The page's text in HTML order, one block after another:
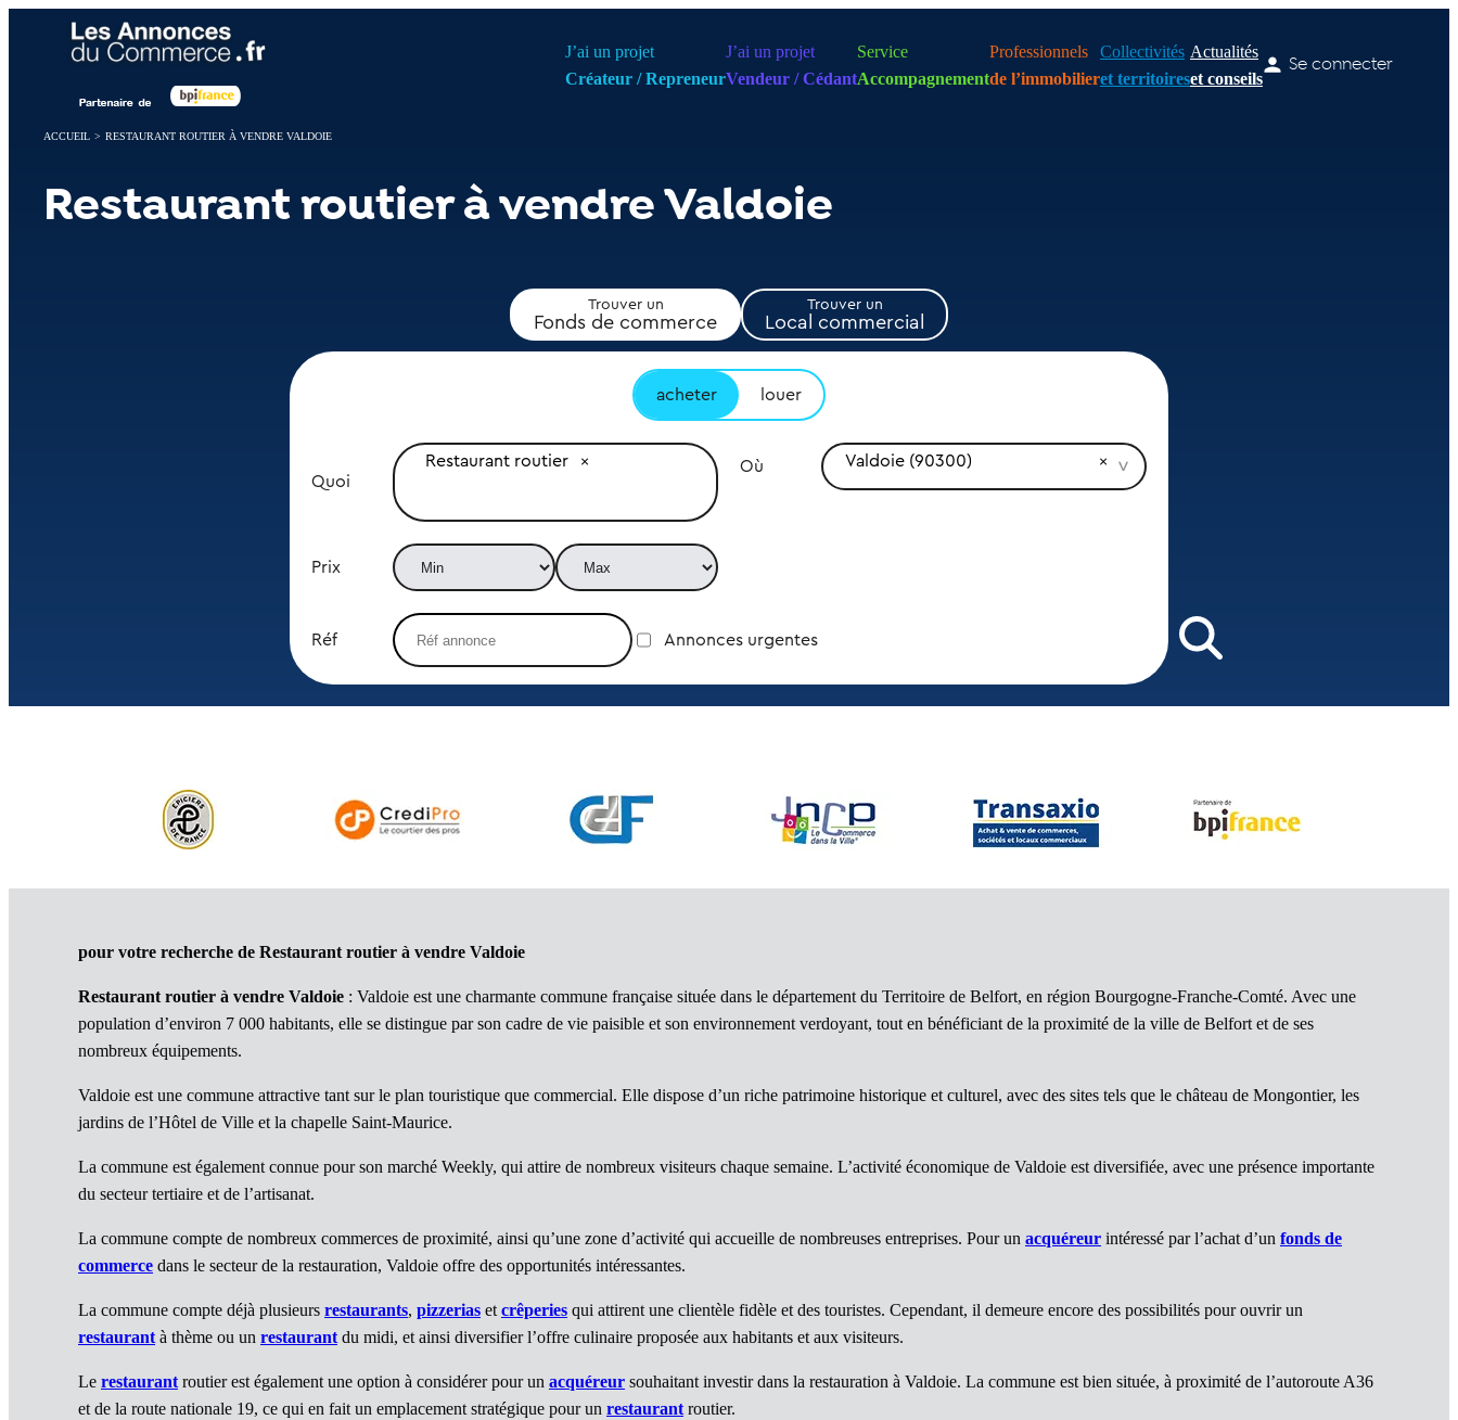
J’ai un projet
Créateur / Repreneur
J’ai un projet
Vendeur / Cédant
Service
Accompagnement
Professionnels
de l’immobilier
Collectivités
et territoires
Actualités
et conseils
Se connecter
ACCUEIL > RESTAURANT ROUTIER À VENDRE VALDOIE
Restaurant routier à vendre Valdoie
Trouver un
Fonds de commerce
Trouver un
Local commercial
acheter louer
Quoi
Restaurant routier Où Valdoie (90300)
Prix
Réf Annonces urgentes
pour votre recherche de Restaurant routier à vendre Valdoie
Restaurant routier à vendre Valdoie : Valdoie est une charmante commune française située dans le département du Territoire de Belfort, en région Bourgogne-Franche-Comté. Avec une
population d’environ 7 000 habitants, elle se distingue par son cadre de vie paisible et son environnement verdoyant, tout en bénéficiant de la proximité de la ville de Belfort et de ses
nombreux équipements.
Valdoie est une commune attractive tant sur le plan touristique que commercial. Elle dispose d’un riche patrimoine historique et culturel, avec des sites tels que le château de Mongontier, les
jardins de l’Hôtel de Ville et la chapelle Saint-Maurice.
La commune est également connue pour son marché Weekly, qui attire de nombreux visiteurs chaque semaine. L’activité économique de Valdoie est diversifiée, avec une présence importante
du secteur tertiaire et de l’artisanat.
La commune compte de nombreux commerces de proximité, ainsi qu’une zone d’activité qui accueille de nombreuses entreprises. Pour un acquéreur intéressé par l’achat d’un fonds de
commerce dans le secteur de la restauration, Valdoie offre des opportunités intéressantes.
La commune compte déjà plusieurs restaurants, pizzerias et crêperies qui attirent une clientèle fidèle et des touristes. Cependant, il demeure encore des possibilités pour ouvrir un
restaurant à thème ou un restaurant du midi, et ainsi diversifier l’offre culinaire proposée aux habitants et aux visiteurs.
Le restaurant routier est également une option à considérer pour un acquéreur souhaitant investir dans la restauration à Valdoie. La commune est bien située, à proximité de l’autoroute A36
et de la route nationale 19, ce qui en fait un emplacement stratégique pour un restaurant routier.
Panneau de gestion des cookies